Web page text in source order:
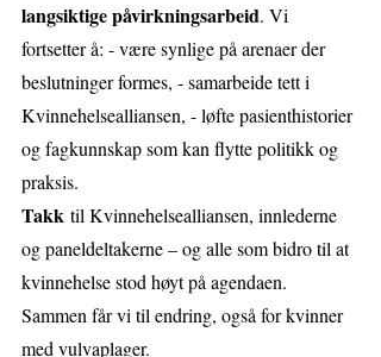
langsiktige påvirkningsarbeid. Vi
fortsetter å: - være synlige på arenaer der
beslutninger formes, - samarbeide tett i
Kvinnehelsealliansen, - løfte pasienthistorier
og fagkunnskap som kan flytte politikk og
praksis.
Takk til Kvinnehelsealliansen, innlederne
og paneldeltakerne – og alle som bidro til at
kvinnehelse stod høyt på agendaen.
Sammen får vi til endring, også for kvinner
med vulvaplager.